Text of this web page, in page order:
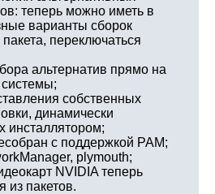
теперь можно иметь в
варианты сборок
переключаться
альтернатив прямо на
системы;
собственных
динамически
инсталлятором;
с поддержкой PAM;
plymouth;
NVIDIA теперь
из пакетов.